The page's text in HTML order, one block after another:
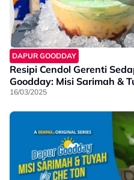
DAPUR GOODDAY
Resipi Cendol Gerenti
Goodday: Misi Sarimah &
16/03/2025